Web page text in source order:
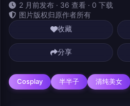
2 月前发布 · 36 查看 · 0 下载
图片版权归原作者所有
收藏
分享
Cosplay 半半子 清纯美女